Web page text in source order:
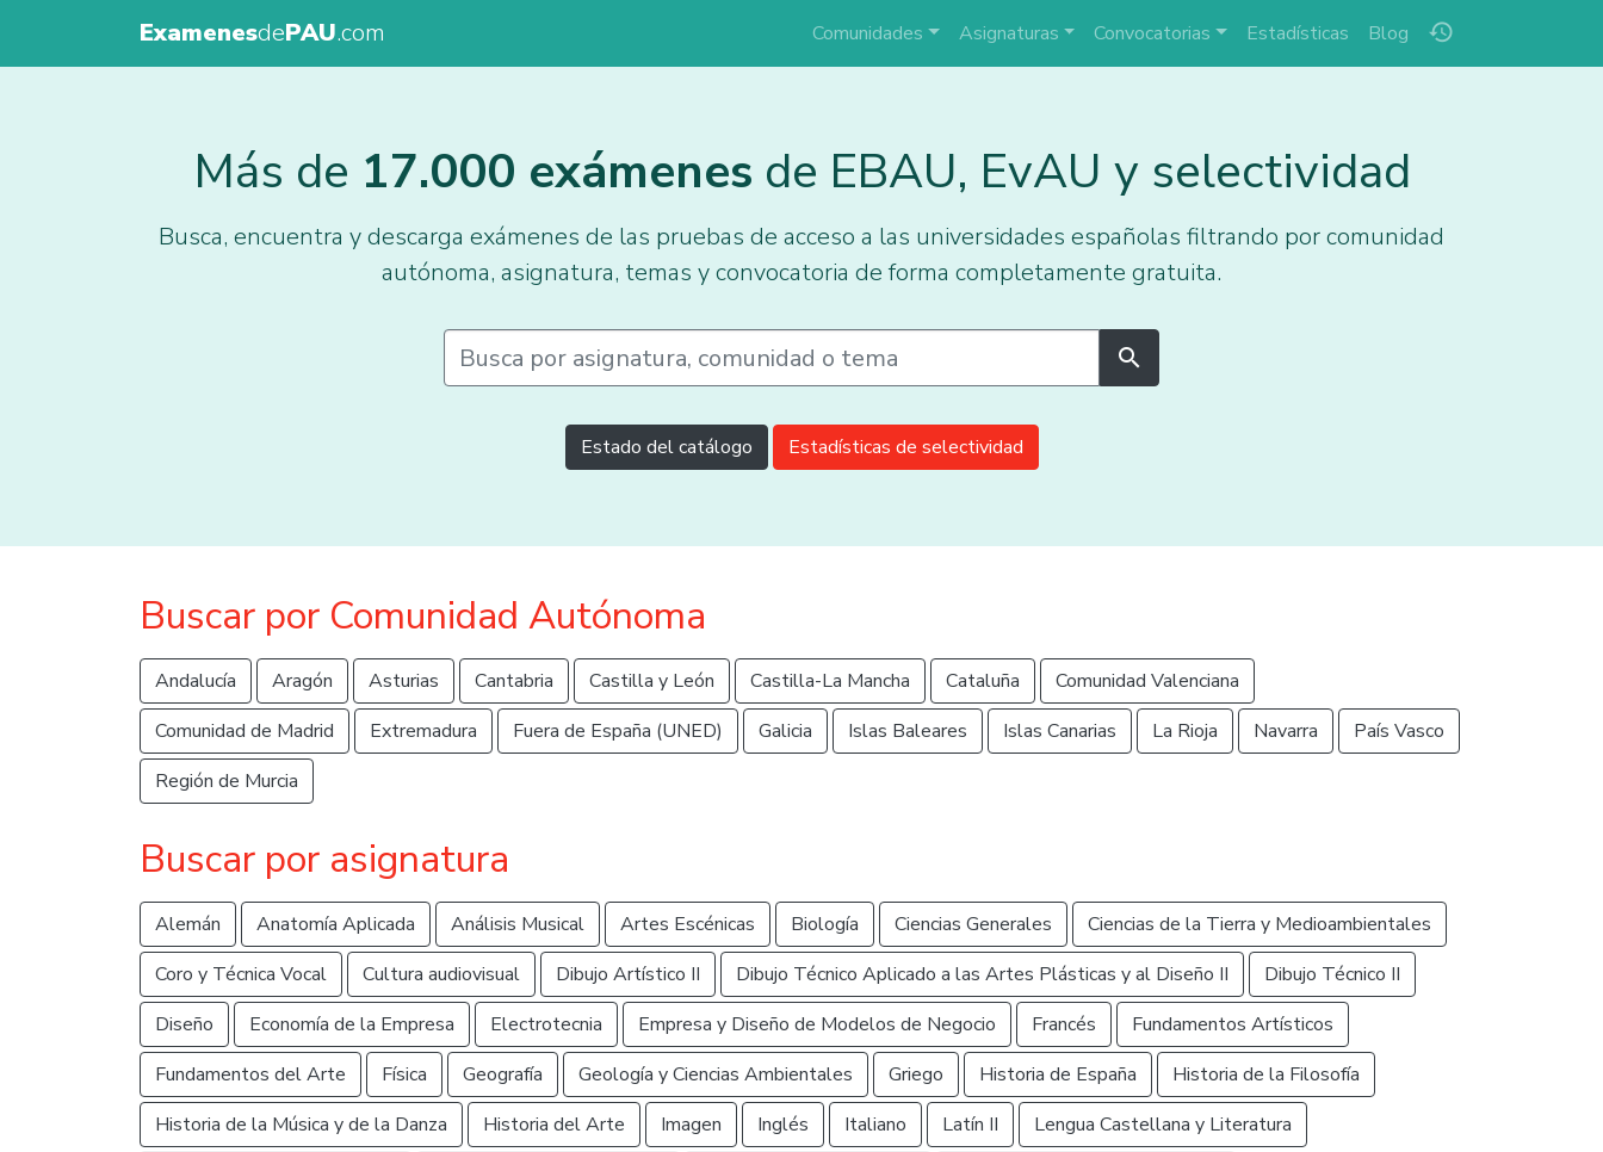
ExamenesdePAU.com history
Comunidades Asignaturas Convocatorias Estadísticas Blog
Más de 17.000 exámenes de EBAU, EvAU y selectividad
Busca, encuentra y descarga exámenes de las pruebas de acceso a las universidades españolas filtrando por comunidad
autónoma, asignatura, temas y convocatoria de forma completamente gratuita.
search
Estado del catálogo Estadísticas de selectividad
Buscar por Comunidad Autónoma
Andalucía Aragón Asturias Cantabria Castilla y León Castilla-La Mancha Cataluña
Comunidad Valenciana
Comunidad de Madrid
Extremadura Fuera de España (UNED) Galicia Islas Baleares Islas Canarias La Rioja Navarra
País Vasco
Región de Murcia
Buscar por asignatura
Alemán Anatomía Aplicada Análisis Musical Artes Escénicas Biología Ciencias Generales
Ciencias de la Tierra y Medioambientales
Coro y Técnica Vocal
Cultura audiovisual Dibujo Artístico II Dibujo Técnico Aplicado a las Artes Plásticas y al Diseño II
Dibujo Técnico II
Diseño
Economía de la Empresa Electrotecnia Empresa y Diseño de Modelos de Negocio Francés
Fundamentos Artísticos
Fundamentos del Arte
Física Geografía Geología y Ciencias Ambientales Griego Historia de España
Historia de la Filosofía
Historia de la Música y de la Danza
Historia del Arte Imagen Inglés Italiano Latín II
Lengua Castellana y Literatura